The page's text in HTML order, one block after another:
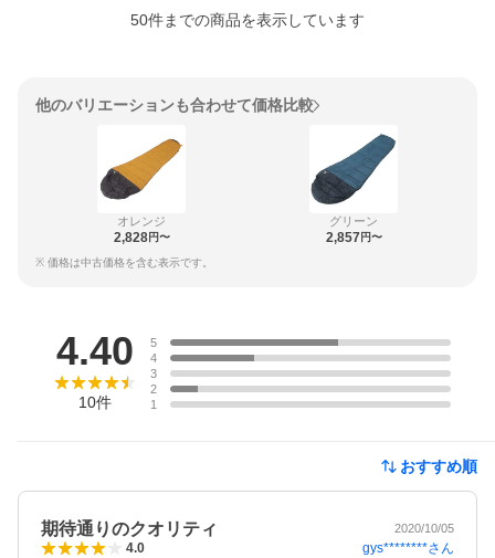
50件までの商品を表示しています
他のバリエーションも合わせて価格比較
オレンジ
2,828円〜
グリーン
2,857円〜
※ 価格は中古価格を含む表示です。
4.40
10件
5
4
3
2
1
おすすめ順
期待通りのクオリティ 2020/10/05
4.0 gys********さん